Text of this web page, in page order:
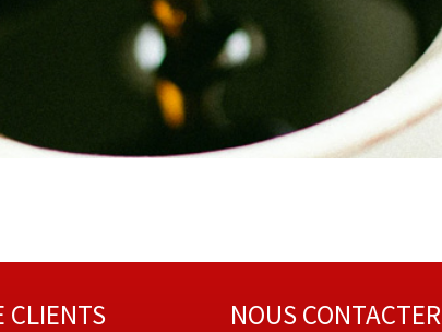
CLIENTS NOUS CONTACTER